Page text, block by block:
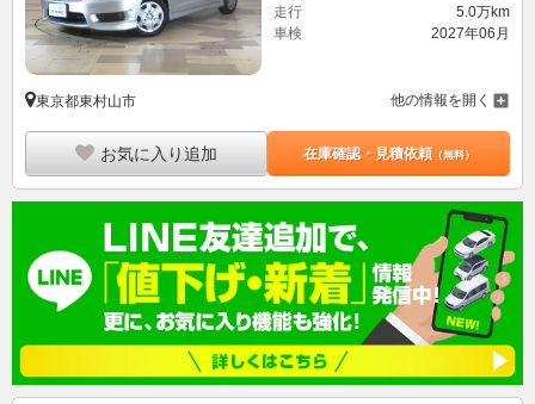
走行
5.0万km
車検
2027年06月
東京都東村山市 他の情報を開く
お気に入り追加 在庫確認・見積依頼（無料）